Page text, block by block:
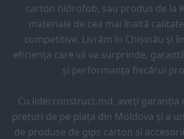
carton hidrofob, sau produs de la
materiale de cea mai înaltă
competitive. Livrăm în Chișinău și
eficiența care vă va surprinde,
și performanța fiecărui
Cu liderconstruct.md, aveți garanția
prețuri de pe piața din Moldova și a
de produse de gips carton și